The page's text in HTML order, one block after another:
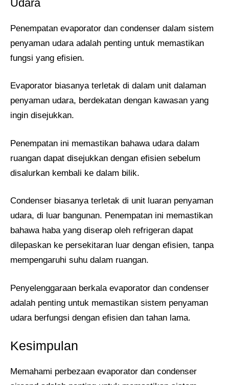
Udara
Penempatan evaporator dan condenser dalam sistem
penyaman udara adalah penting untuk memastikan
fungsi yang efisien.
Evaporator biasanya terletak di dalam unit dalaman
penyaman udara, berdekatan dengan kawasan yang
ingin disejukkan.
Penempatan ini memastikan bahawa udara dalam
ruangan dapat disejukkan dengan efisien sebelum
disalurkan kembali ke dalam bilik.
Condenser biasanya terletak di unit luaran penyaman
udara, di luar bangunan. Penempatan ini memastikan
bahawa haba yang diserap oleh refrigeran dapat
dilepaskan ke persekitaran luar dengan efisien, tanpa
mempengaruhi suhu dalam ruangan.
Penyelenggaraan berkala evaporator dan condenser
adalah penting untuk memastikan sistem penyaman
udara berfungsi dengan efisien dan tahan lama.
Kesimpulan
Memahami perbezaan evaporator dan condenser